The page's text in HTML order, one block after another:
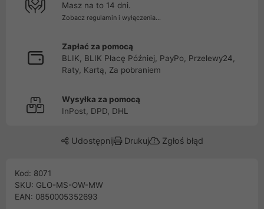
Masz na to 14 dni.
Zobacz regulamin i wyłączenia...
Zapłać za pomocą
BLIK, BLIK Płacę Później, PayPo, Przelewy24,
Raty, Kartą, Za pobraniem
Wysyłka za pomocą
InPost, DPD, DHL
Udostępnij Drukuj Zgłoś błąd
Kod: 8071
SKU: GLO-MS-OW-MW
EAN: 0850005352693